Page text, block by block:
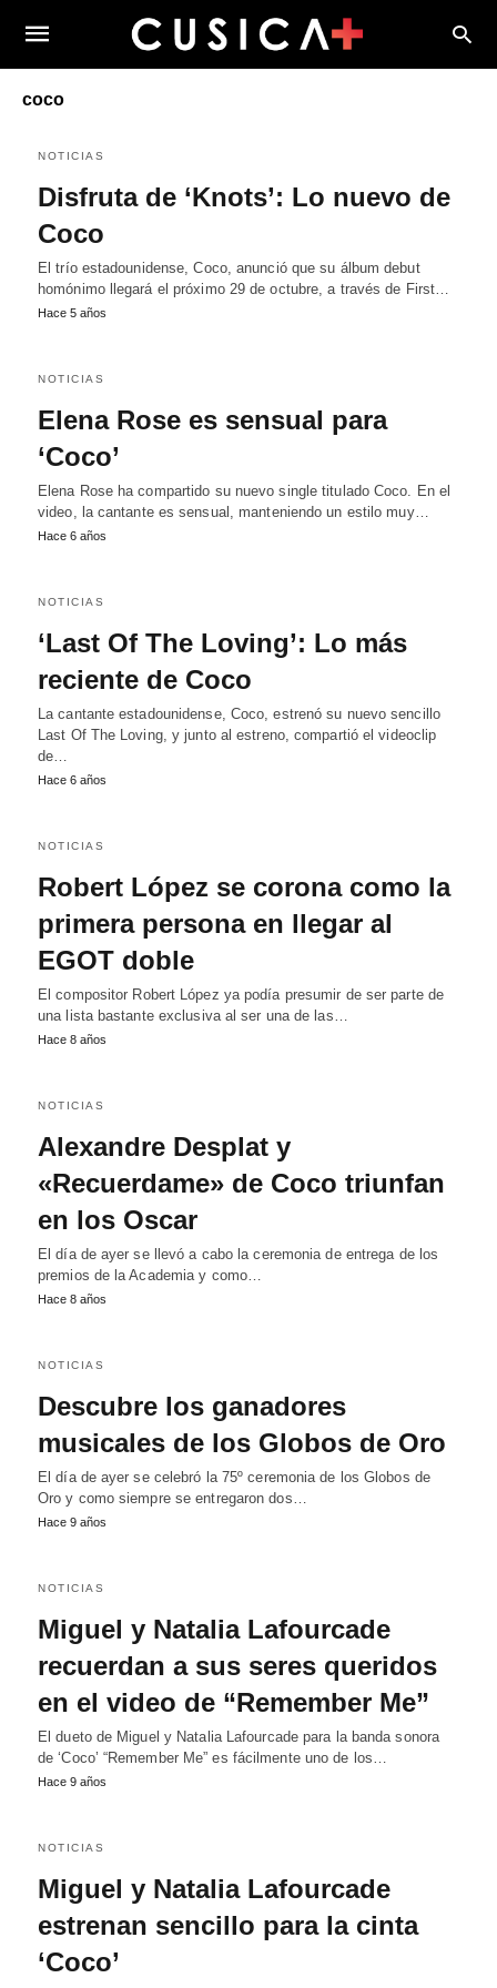
coco
NOTICIAS
Disfruta de ‘Knots’: Lo nuevo de
Coco
El trío estadounidense, Coco, anunció que su álbum debut
homónimo llegará el próximo 29 de octubre, a través de First…
Hace 5 años
NOTICIAS
Elena Rose es sensual para
‘Coco’
Elena Rose ha compartido su nuevo single titulado Coco. En el
video, la cantante es sensual, manteniendo un estilo muy…
Hace 6 años
NOTICIAS
‘Last Of The Loving’: Lo más
reciente de Coco
La cantante estadounidense, Coco, estrenó su nuevo sencillo
Last Of The Loving, y junto al estreno, compartió el videoclip
de…
Hace 6 años
NOTICIAS
Robert López se corona como la
primera persona en llegar al
EGOT doble
El compositor Robert López ya podía presumir de ser parte de
una lista bastante exclusiva al ser una de las…
Hace 8 años
NOTICIAS
Alexandre Desplat y
«Recuerdame» de Coco triunfan
en los Oscar
El día de ayer se llevó a cabo la ceremonia de entrega de los
premios de la Academia y como…
Hace 8 años
NOTICIAS
Descubre los ganadores
musicales de los Globos de Oro
El día de ayer se celebró la 75º ceremonia de los Globos de
Oro y como siempre se entregaron dos…
Hace 9 años
NOTICIAS
Miguel y Natalia Lafourcade
recuerdan a sus seres queridos
en el video de “Remember Me”
El dueto de Miguel y Natalia Lafourcade para la banda sonora
de ‘Coco’ “Remember Me” es fácilmente uno de los…
Hace 9 años
NOTICIAS
Miguel y Natalia Lafourcade
estrenan sencillo para la cinta
‘Coco’